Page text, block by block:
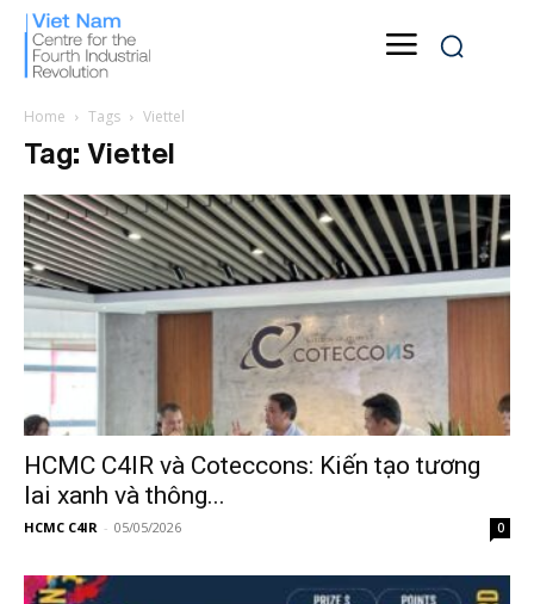
Home Tags Viettel
Tag: Viettel
HCMC C4IR và Coteccons: Kiến tạo tương
lai xanh và thông...
HCMC C4IR - 05/05/2026 0